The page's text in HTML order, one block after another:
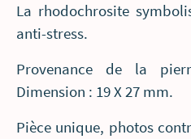
La rhodochrosite
anti-stress.
Provenance de la
Dimension : 19 X 27 mm.
Pièce unique, photos